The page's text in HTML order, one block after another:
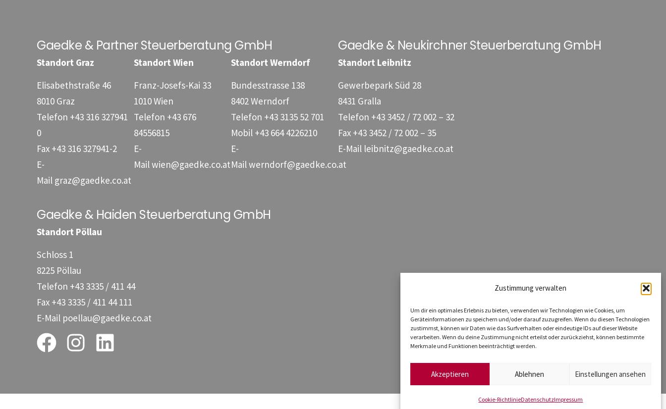
Zustimmung verwalten
Um dir ein optimales Erlebnis zu bieten, verwenden wir Technologien wie Cookies, um
Geräteinformationen zu speichern und/oder darauf zuzugreifen. Wenn du diesen Technologien
zustimmst, können wir Daten wie das Surfverhalten oder eindeutige IDs auf dieser Website
verarbeiten. Wenn du deine Zustimmung nicht erteilst oder zurückziehst, können bestimmte
Merkmale und Funktionen beeinträchtigt werden.
Akzeptieren Ablehnen Einstellungen ansehen
Cookie-RichtlinieDatenschutzImpressum
Gaedke & Partner Steuerberatung GmbH
Standort Graz
Elisabethstraße 46
8010 Graz
Telefon +43 316 327941
0
Fax +43 316 327941-2
E-
Mail graz@gaedke.co.at
Standort Wien
Franz-Josefs-Kai 33
1010 Wien
Telefon +43 676
84556815
E-
Mailwien@gaedke.co.at
Standort Werndorf
Bundesstrasse 138
8402 Werndorf
Telefon +43 3135 52 701
Mobil +43 664 4226210
E-
Mailwerndorf@gaedke.co.at
Gaedke & Neukirchner Steuerberatung GmbH
Standort Leibnitz
Gewerbepark Süd 28
8431 Gralla
Telefon +43 3452 / 72 002 – 32
Fax +43 3452 / 72 002 – 35
E-Mail leibnitz@gaedke.co.at
Gaedke & Haiden Steuerberatung GmbH
Standort Pöllau
Schloss 1
8225 Pöllau
Telefon +43 3335 / 411 44
Fax +43 3335 / 411 44 111
E-Mail poellau@gaedke.co.at